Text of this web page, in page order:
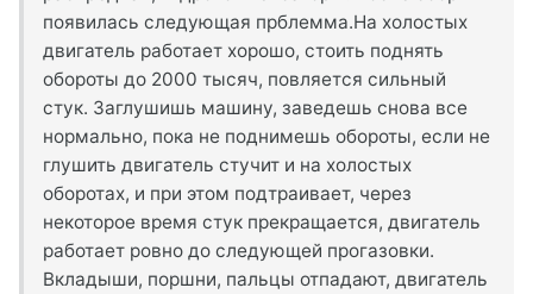
появилась следующая прблемма.На холостых
двигатель работает хорошо, стоить поднять
обороты до 2000 тысяч, повляется сильный
стук. Заглушишь машину, заведешь снова все
нормально, пока не поднимешь обороты, если не
глушить двигатель стучит и на холостых
оборотах, и при этом подтраивает, через
некоторое время стук прекращается, двигатель
работает ровно до следующей прогазовки.
Вкладыши, поршни, пальцы отпадают, двигатель